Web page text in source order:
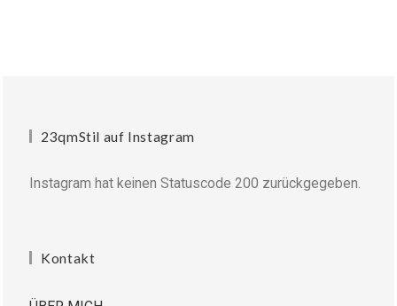
23qmStil auf Instagram
Instagram hat keinen Statuscode 200 zurückgegeben.
Kontakt